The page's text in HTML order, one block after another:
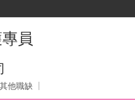
員
其他職缺